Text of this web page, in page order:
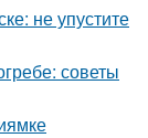
не упустите
советы